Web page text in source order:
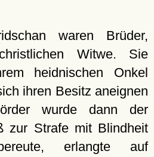
waren Brüder,
Witwe. Sie
heidnischen Onkel
ihren Besitz aneignen
wurde dann der
zur Strafe mit Blindheit
erlangte auf